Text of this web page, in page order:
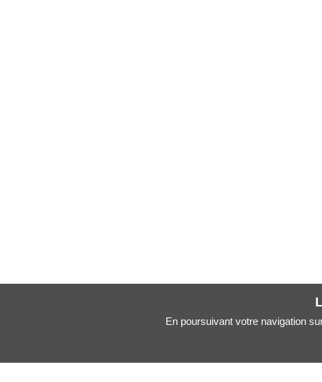
En poursuivant votre navigation